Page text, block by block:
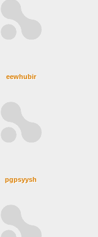
eewhubir
pgpsyysh